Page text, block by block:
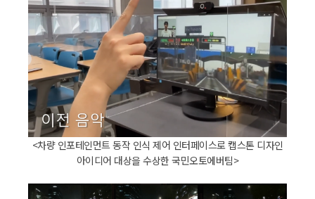
<차량 인포테인먼트 동작 인식 제어 인터페이스로 캡스톤 디자인
아이디어 대상을 수상한 국민오토에버팀>